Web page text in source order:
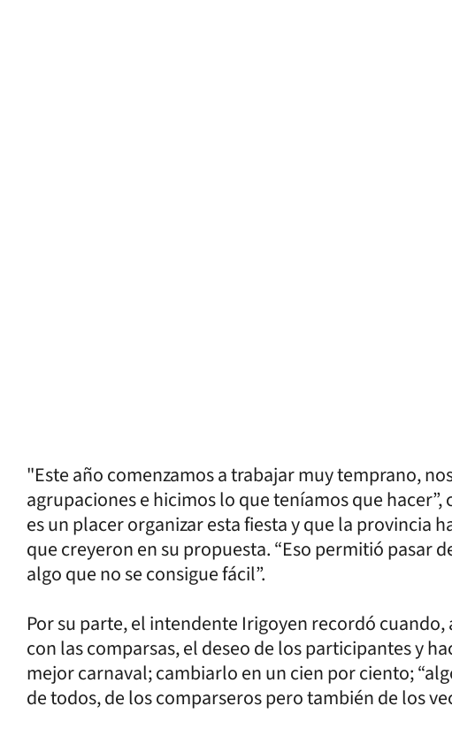
"Este año comenzamos a trabajar muy temprano,
agrupaciones e hicimos lo que teníamos que
es un placer organizar esta fiesta y que la provincia
que creyeron en su propuesta. “Eso permitió pasar
algo que no se consigue fácil”.
Por su parte, el intendente Irigoyen recordó
con las comparsas, el deseo de los participantes y
mejor carnaval; cambiarlo en un cien por ciento;
de todos, de los comparseros pero también de los